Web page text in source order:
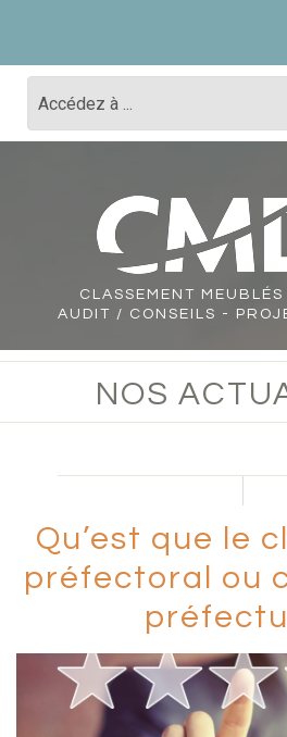
CLASSEMENT
AUDIT / CONSEILS -
NOS
Qu’est que le
préfectoral ou